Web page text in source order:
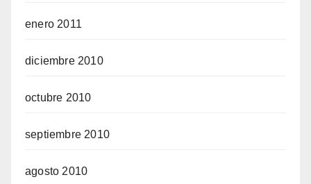
enero 2011
diciembre 2010
octubre 2010
septiembre 2010
agosto 2010